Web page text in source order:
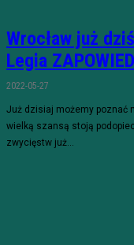
Wrocław już
Legia
2022-05-27
Już dzisiaj możemy poznać
wielką szansą stoją
zwycięstw już...